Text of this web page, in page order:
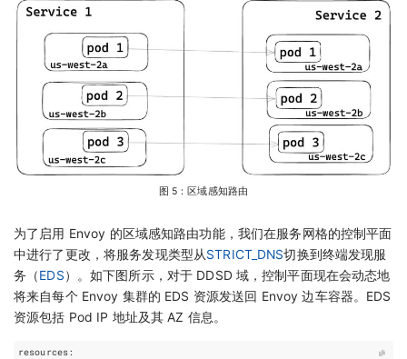
图 5：区域感知路由
为了启用 Envoy 的区域感知路由功能，我们在服务网格的控制平面
中进行了更改，将服务发现类型从STRICT_DNS切换到终端发现服
务（EDS）。如下图所示，对于 DDSD 域，控制平面现在会动态地
将来自每个 Envoy 集群的 EDS 资源发送回 Envoy 边车容器。EDS
资源包括 Pod IP 地址及其 AZ 信息。
resources: